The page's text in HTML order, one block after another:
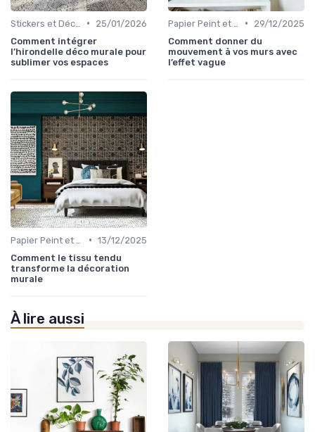
•
25/01/2026
Comment intégrer
l’hirondelle déco murale pour
sublimer vos espaces
•
29/12/2025
Comment donner du
mouvement à vos murs avec
l’effet vague
• 13/12/2025
Comment le tissu tendu
transforme la décoration
murale
À lire aussi